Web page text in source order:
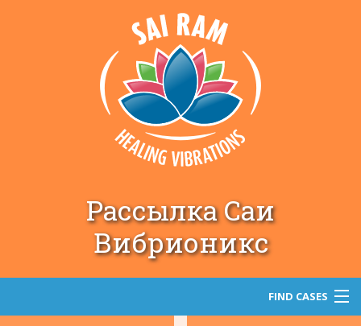
Рассылка Саи
Вибрионикс
FIND CASES